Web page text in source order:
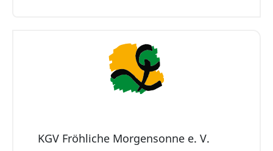
KGV Fröhliche Morgensonne e. V.